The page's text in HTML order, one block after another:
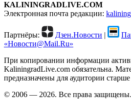
KALININGRADLIVE.COM
Электронная почта редакции:
Партнёры: Дзен.Новости |
«Новости@Mail.Ru»
При копировании информации
KaliningradLive.com обязательна.
предназначены для аудитории старше
© 2006 — 2026. Все права защищены.